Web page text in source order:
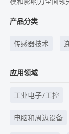
产品分类
传感器技术
应用领域
工业电子/工控
电脑和周边设备